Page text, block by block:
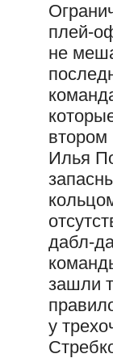
плей-
не
Илья
дабл-
зашли
у